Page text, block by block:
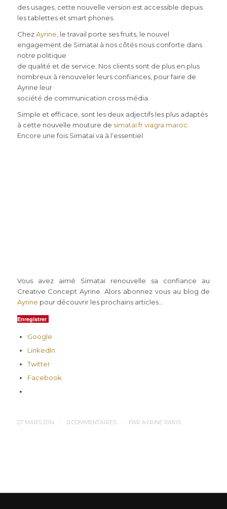
des usages, cette nouvelle version est accessible depuis
les tablettes et smart phones.
ChezAyrine , le travail porte ses fruits, le nouvel
engagement de Simataï à nos côtés nous conforte dans
notre politique
de qualité et de service. Nos clients sont de plus en plus
nombreux à renouveler leurs confiances, pour faire de
Ayrine leur
société de communication cross média.
Simple et efficace, sont les deux adjectifs les plus adaptés
à cette nouvelle mouture de simataï.frviagra maroc
Encore une fois Simataï va à l’essentiel.
Vous avez aimé Simataï renouvelle sa confiance au
Creative Concept Ayrine. Alors abonnez vous au blog de
Ayrine pour découvrir les prochains articles…
Enregistrer
Google
LinkedIn
Twitter
Facebook
27 MARS 2014 0 COMMENTAIRES PAR AYRINE PARIS